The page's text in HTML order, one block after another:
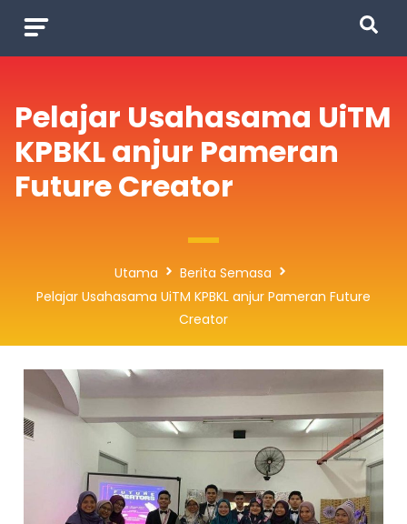
Pelajar Usahasama UiTM
KPBKL anjur Pameran
Future Creator
Utama
Berita Semasa
Pelajar Usahasama UiTM KPBKL anjur Pameran Future
Creator